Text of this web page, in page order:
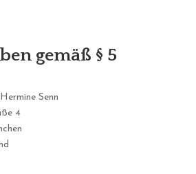
gemäß § 5
Senn
4